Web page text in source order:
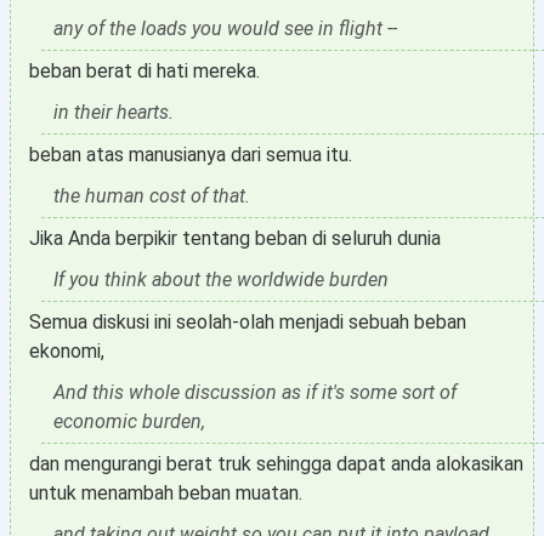
any of the loads you would see in flight --
beban berat di hati mereka.
in their hearts.
beban atas manusianya dari semua itu.
the human cost of that.
Jika Anda berpikir tentang beban di seluruh dunia
If you think about the worldwide burden
Semua diskusi ini seolah-olah menjadi sebuah beban
ekonomi,
And this whole discussion as if it's some sort of
economic burden,
dan mengurangi berat truk sehingga dapat anda alokasikan
untuk menambah beban muatan.